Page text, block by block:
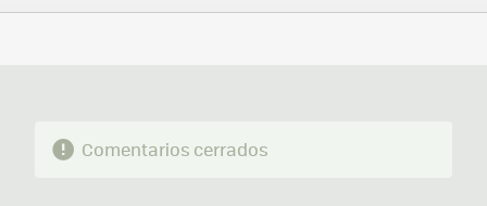
FACEBOOK
TWITTERFLIPBOARD
E-
WHATSAPP
Comentarios cerrados